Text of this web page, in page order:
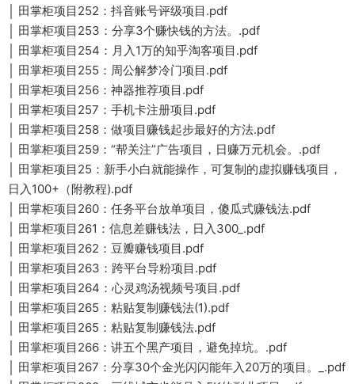
│ 田掌柜项目252：抖音账号评级项目.pdf
│ 田掌柜项目253：分享3个赚快钱的方法。.pdf
│ 田掌柜项目254：月入1万的知乎淘客项目.pdf
│ 田掌柜项目255：周公解梦冷门项目.pdf
│ 田掌柜项目256：神器推荐项目.pdf
│ 田掌柜项目257：手机卡注册项目.pdf
│ 田掌柜项目258：做项目赚钱起步最好的方法.pdf
│ 田掌柜项目259：“帮关注”广告项目，日赚万元机会。.pdf
│ 田掌柜项目25：新手小白就能操作，可复制的虚拟赚钱项目，
日入100+（附教程).pdf
│ 田掌柜项目260：任务平台放单项目，傻瓜式赚钱法.pdf
│ 田掌柜项目261：信息差赚钱法，日入300_.pdf
│ 田掌柜项目262：豆瓣赚钱项目.pdf
│ 田掌柜项目263：跨平台导粉项目.pdf
│ 田掌柜项目264：心灵鸡汤视频号项目.pdf
│ 田掌柜项目265：粘贴复制赚钱法(1).pdf
│ 田掌柜项目265：粘贴复制赚钱法.pdf
│ 田掌柜项目266：讲五个黑产项目，避免掉坑。.pdf
│ 田掌柜项目267：分享30个金光闪闪能年入20万的项目。_.pdf